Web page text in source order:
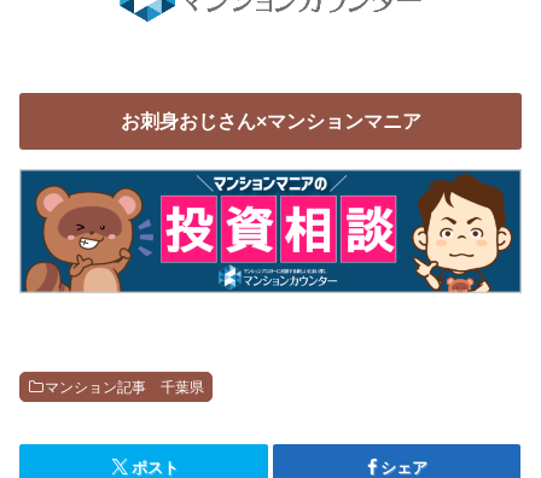
お刺身おじさん×マンションマニア
マンション記事 千葉県
ポスト シェア